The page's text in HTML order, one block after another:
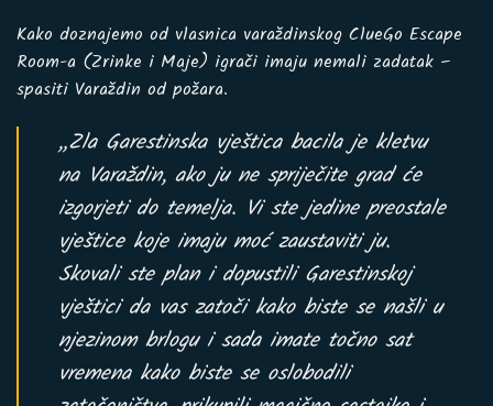
Kako doznajemo od vlasnica varaždinskog ClueGo Escape
Room-a (Zrinke i Maje) igrači imaju nemali zadatak –
spasiti Varaždin od požara.
„Zla Garestinska vještica bacila je kletvu
na Varaždin, ako ju ne spriječite grad će
izgorjeti do temelja. Vi ste jedine preostale
vještice koje imaju moć zaustaviti ju.
Skovali ste plan i dopustili Garestinskoj
vještici da vas zatoči kako biste se našli u
njezinom brlogu i sada imate točno sat
vremena kako biste se oslobodili